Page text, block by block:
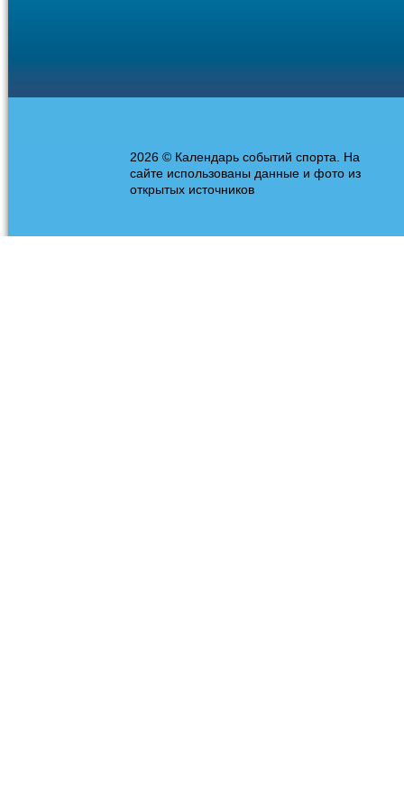
2026 © Календарь событий спорта. На
сайте использованы данные и фото из
открытых источников